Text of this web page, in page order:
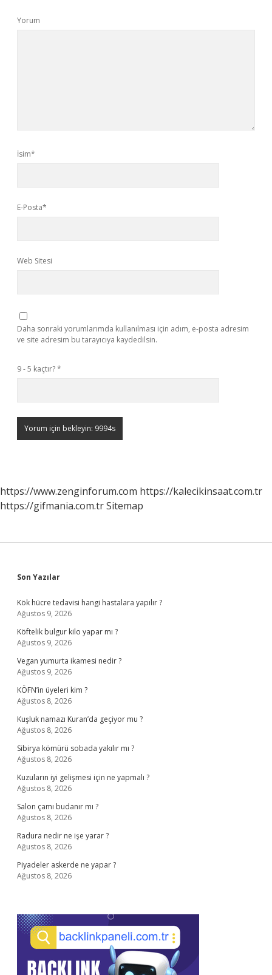
Yorum
İsim*
E-Posta*
Web Sitesi
Daha sonraki yorumlarımda kullanılması için adım, e-posta adresim
ve site adresim bu tarayıcıya kaydedilsin.
9 - 5 kaçtır?*
https://www.zenginforum.com https://kalecikinsaat.com.tr
https://gifmania.com.trSitemap
Sidebar
Son Yazılar
Kök hücre tedavisi hangi hastalara yapılır ?
Ağustos 9, 2026
Köftelik bulgur kilo yapar mı ?
Ağustos 9, 2026
Vegan yumurta ikamesi nedir ?
Ağustos 9, 2026
KÖFN’in üyeleri kim ?
Ağustos 8, 2026
Kuşluk namazı Kuran’da geçiyor mu ?
Ağustos 8, 2026
Sibirya kömürü sobada yakılır mı ?
Ağustos 8, 2026
Kuzuların iyi gelişmesi için ne yapmalı ?
Ağustos 8, 2026
Salon çamı budanır mı ?
Ağustos 8, 2026
Radura nedir ne işe yarar ?
Ağustos 8, 2026
Piyadeler askerde ne yapar ?
Ağustos 8, 2026